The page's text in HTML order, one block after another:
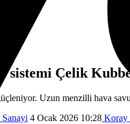
sistemi Çelik
Uzun menzilli hava
Sanayi 4 Ocak 2026 10:28 Koray